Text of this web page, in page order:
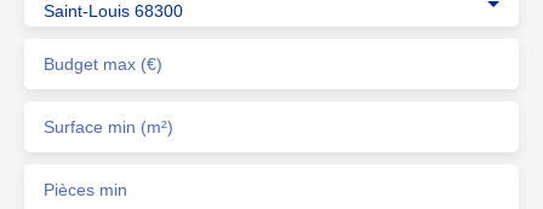
Saint-Louis 68300
Budget max (€)
Surface min (m²)
Pièces min